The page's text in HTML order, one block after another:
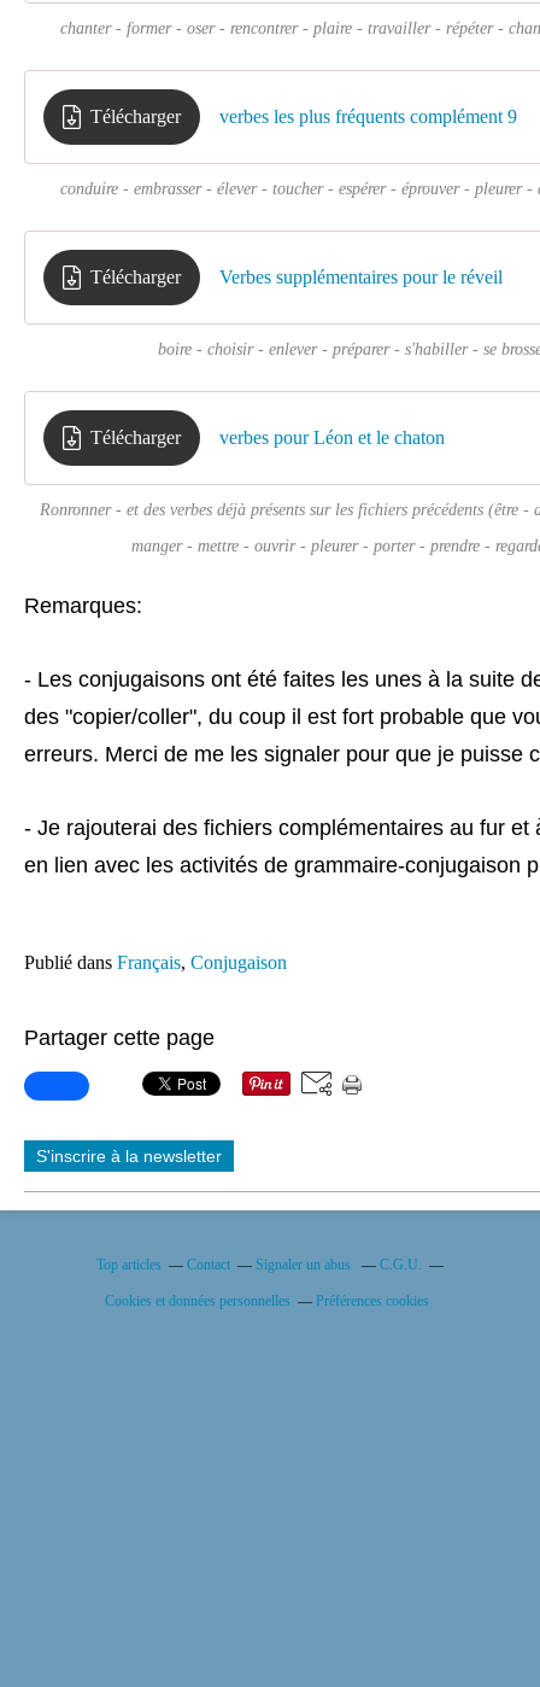
chanter - former - oser - rencontrer - plaire - travailler - répéter -
Télécharger verbes les plus fréquents complément 9
conduire - embrasser - élever - toucher - espérer - éprouver - pleurer
Télécharger Verbes supplémentaires pour le réveil
boire - choisir - enlever - préparer - s'habiller - se
Télécharger verbes pour Léon et le chaton
Ronronner - et des verbes déjà présents sur les fichiers précédents (être
manger - mettre - ouvrir - pleurer - porter - prendre -
Remarques:
- Les conjugaisons ont été faites les unes à la suite
des "copier/coller", du coup il est fort probable que
erreurs. Merci de me les signaler pour que je puisse
- Je rajouterai des fichiers complémentaires au fur et
en lien avec les activités de grammaire-conjugaison
Publié dans Français, Conjugaison
Partager cette page
S'inscrire à la newsletter
Top articles Contact Signaler un abus C.G.U.
Cookies et données personnelles Préférences cookies